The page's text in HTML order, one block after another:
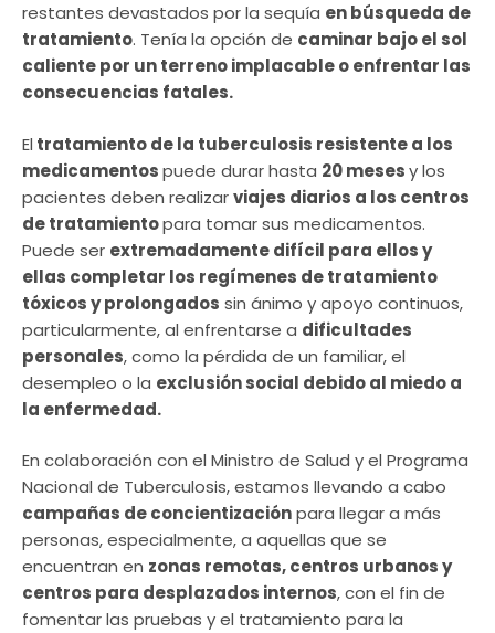
restantes devastados por la sequía en búsqueda de
tratamiento. Tenía la opción de caminar bajo el sol
caliente por un terreno implacable o enfrentar las
consecuencias fatales.
El tratamiento de la tuberculosis resistente a los
medicamentospuede durar hasta 20 mesesy los
pacientes deben realizarviajes diarios a los centros
de tratamientopara tomar sus medicamentos.
Puede ser extremadamente difícil para ellos y
ellas completar los regímenes de tratamiento
tóxicos y prolongados sin ánimo y apoyo continuos,
particularmente, al enfrentarse a dificultades
personales, como la pérdida de un familiar, el
desempleo o la exclusión social debido al miedo a
la enfermedad.
En colaboración con el Ministro de Salud y el Programa
Nacional de Tuberculosis, estamos llevando a cabo
campañas de concientizaciónpara llegar a más
personas, especialmente, a aquellas que se
encuentran en zonas remotas, centros urbanos y
centros para desplazados internos, con el fin de
fomentar las pruebas y el tratamiento para la